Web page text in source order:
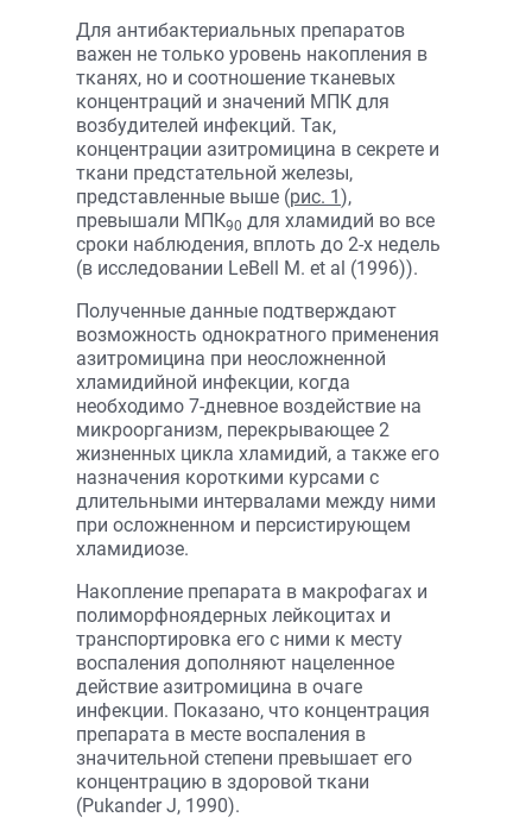
Для антибактериальных препаратов
важен не только уровень накопления в
тканях, но и соотношение тканевых
концентраций и значений МПК для
возбудителей инфекций. Так,
концентрации азитромицина в секрете и
ткани предстательной железы,
представленные выше (рис. 1),
превышали МПК90 для хламидий во все
сроки наблюдения, вплоть до 2-х недель
(в исследовании LeBell M. et al (1996)).
Полученные данные подтверждают
возможность однократного применения
азитромицина при неосложненной
хламидийной инфекции, когда
необходимо 7-дневное воздействие на
микроорганизм, перекрывающее 2
жизненных цикла хламидий, а также его
назначения короткими курсами с
длительными интервалами между ними
при осложненном и персистирующем
хламидиозе.
Накопление препарата в макрофагах и
полиморфноядерных лейкоцитах и
транспортировка его с ними к месту
воспаления дополняют нацеленное
действие азитромицина в очаге
инфекции. Показано, что концентрация
препарата в месте воспаления в
значительной степени превышает его
концентрацию в здоровой ткани
(Pukander J, 1990).